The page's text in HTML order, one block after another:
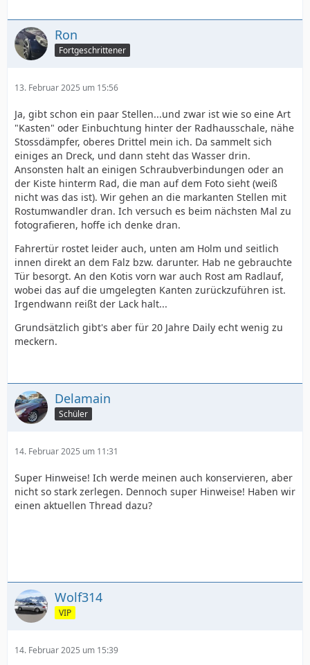
Ron
Fortgeschrittener
13. Februar 2025 um 15:56
Ja, gibt schon ein paar Stellen...und zwar ist wie so eine Art
"Kasten" oder Einbuchtung hinter der Radhausschale, nähe
Stossdämpfer, oberes Drittel mein ich. Da sammelt sich
einiges an Dreck, und dann steht das Wasser drin.
Ansonsten halt an einigen Schraubverbindungen oder an
der Kiste hinterm Rad, die man auf dem Foto sieht (weiß
nicht was das ist). Wir gehen an die markanten Stellen mit
Rostumwandler dran. Ich versuch es beim nächsten Mal zu
fotografieren, hoffe ich denke dran.
Fahrertür rostet leider auch, unten am Holm und seitlich
innen direkt an dem Falz bzw. darunter. Hab ne gebrauchte
Tür besorgt. An den Kotis vorn war auch Rost am Radlauf,
wobei das auf die umgelegten Kanten zurückzuführen ist.
Irgendwann reißt der Lack halt...
Grundsätzlich gibt's aber für 20 Jahre Daily echt wenig zu
meckern.
Delamain
Schüler
14. Februar 2025 um 11:31
Super Hinweise! Ich werde meinen auch konservieren, aber
nicht so stark zerlegen. Dennoch super Hinweise! Haben wir
einen aktuellen Thread dazu?
Wolf314
VIP
14. Februar 2025 um 15:39